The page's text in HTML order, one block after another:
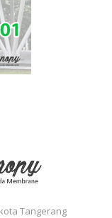
Tangerang